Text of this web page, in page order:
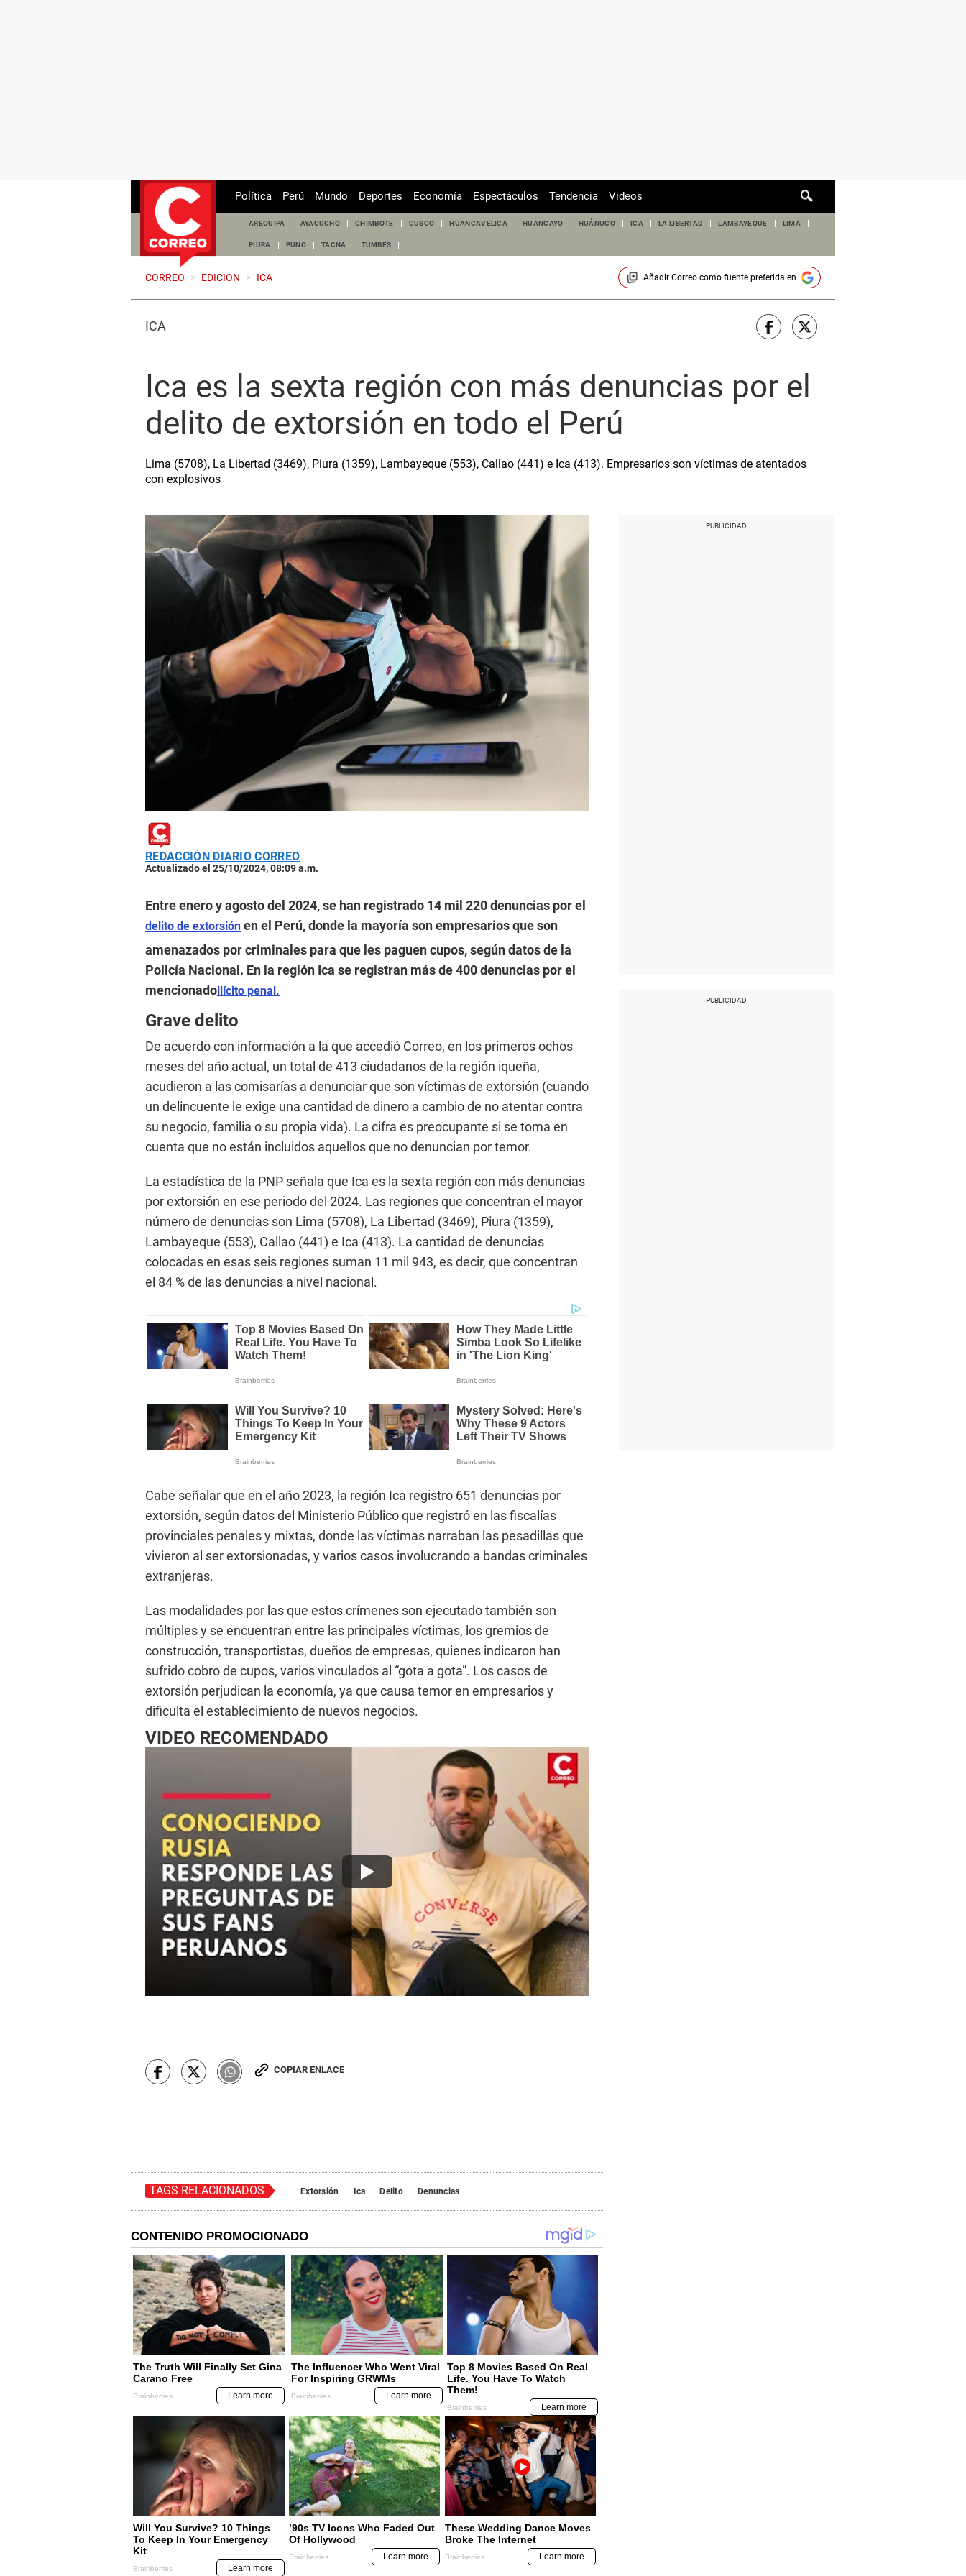
de
Política Perú Mundo Deportes Economía Espectáculos Tendencia Videos
AREQUIPA AYACUCHO CHIMBOTE CUSCO HUANCAVELICA HUANCAYO HUÁNUCO ICA LA LIBERTAD LAMBAYEQUE LIMA
PIURA PUNO TACNA TUMBES
CORREO > EDICION > ICA Añadir Correocomo fuente preferida en
ICA
Ica es la sexta región con más denuncias por el
delito de extorsión en todo el Perú
Lima (5708), La Libertad (3469), Piura (1359), Lambayeque (553), Callao (441) e Ica (413). Empresarios son víctimas de atentados
con explosivos
REDACCIÓN DIARIO CORREO
Actualizado el 25/10/2024, 08:09 a.m.
Entre enero y agosto del 2024, se han registrado 14 mil 220 denuncias por el
delito de extorsión en el Perú, donde la mayoría son empresarios que son
amenazados por criminales para que les paguen cupos, según datos de la
Policía Nacional. En la región Ica se registran más de 400 denuncias por el
mencionadoilícito penal.
Grave delito
De acuerdo con información a la que accedió Correo, en los primeros ochos
meses del año actual, un total de 413 ciudadanos de la región iqueña,
acudieron a las comisarías a denunciar que son víctimas de extorsión (cuando
un delincuente le exige una cantidad de dinero a cambio de no atentar contra
su negocio, familia o su propia vida). La cifra es preocupante si se toma en
cuenta que no están incluidos aquellos que no denuncian por temor.
La estadística de la PNP señala que Ica es la sexta región con más denuncias
por extorsión en ese periodo del 2024. Las regiones que concentran el mayor
número de denuncias son Lima (5708), La Libertad (3469), Piura (1359),
Lambayeque (553), Callao (441) e Ica (413). La cantidad de denuncias
colocadas en esas seis regiones suman 11 mil 943, es decir, que concentran
el 84 % de las denuncias a nivel nacional.
Cabe señalar que en el año 2023, la región Ica registro 651 denuncias por
extorsión, según datos del Ministerio Público que registró en las fiscalías
provinciales penales y mixtas, donde las víctimas narraban las pesadillas que
vivieron al ser extorsionadas, y varios casos involucrando a bandas criminales
extranjeras.
Las modalidades por las que estos crímenes son ejecutado también son
múltiples y se encuentran entre las principales víctimas, los gremios de
construcción, transportistas, dueños de empresas, quienes indicaron han
sufrido cobro de cupos, varios vinculados al “gota a gota”. Los casos de
extorsión perjudican la economía, ya que causa temor en empresarios y
dificulta el establecimiento de nuevos negocios.
VIDEO RECOMENDADO
COPIAR ENLACE
TAGS RELACIONADOS Extorsión Ica Delito Denuncias